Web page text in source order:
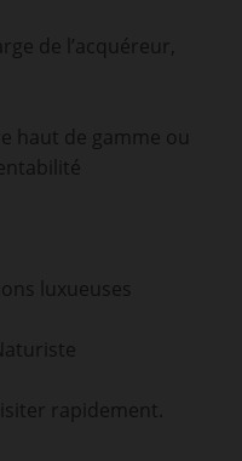
de l’acquéreur,
haut de gamme ou
luxueuses
rapidement.